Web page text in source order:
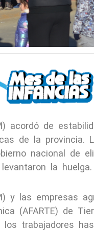
acordó de
de la provincia.
nacional de
la huelga.
y las empresas
(AFARTE) de
trabajadores